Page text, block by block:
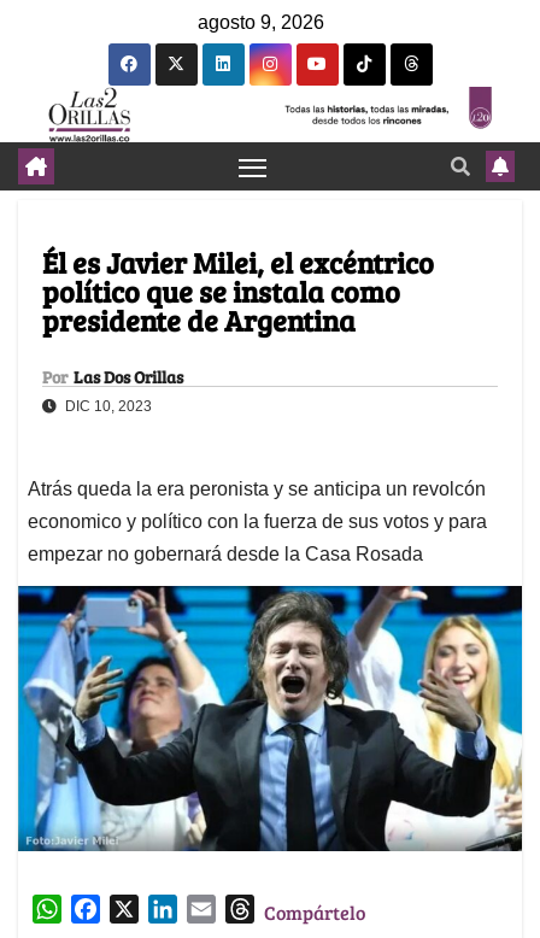
agosto 9, 2026
Él es Javier Milei, el excéntrico
político que se instala como
presidente de Argentina
Por Las Dos Orillas
DIC 10, 2023
Atrás queda la era peronista y se anticipa un revolcón
economico y político con la fuerza de sus votos y para
empezar no gobernará desde la Casa Rosada
W
TCompártelo